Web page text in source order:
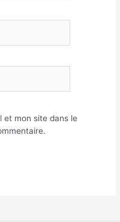
et mon site dans le